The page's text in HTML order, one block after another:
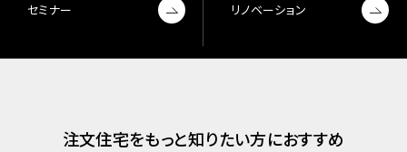
セミナー リノベーション
注文住宅をもっと知りたい方におすすめ